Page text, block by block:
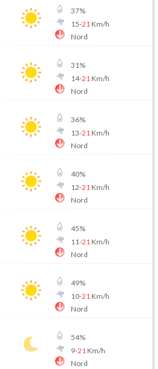
37%
15-21 Km/h
Nord
31%
14-21 Km/h
Nord
36%
13-21 Km/h
Nord
40%
12-21 Km/h
Nord
45%
11-21 Km/h
Nord
49%
10-21 Km/h
Nord
54%
9-21 Km/h
Nord